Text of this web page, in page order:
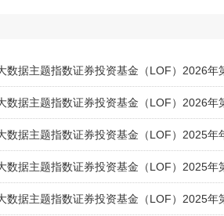
数据主题指数证券投资基金（LOF）2026年
数据主题指数证券投资基金（LOF）2026年
数据主题指数证券投资基金（LOF）2025年
数据主题指数证券投资基金（LOF）2025年
数据主题指数证券投资基金（LOF）2025年